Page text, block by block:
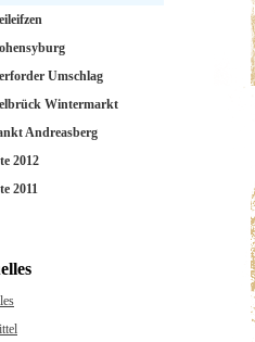
Umschlag
Wintermarkt
Andreasberg
2012
2011